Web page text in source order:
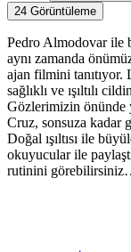
24 Görüntüleme
Pedro Almodovar ile
aynı zamanda
ajan filmini tanıtıyor.
sağlıklı ve ışıltılı
Gözlerimizin önünde
Cruz, sonsuza kadar
Doğal ışıltısı ile
okuyucular ile
rutinini